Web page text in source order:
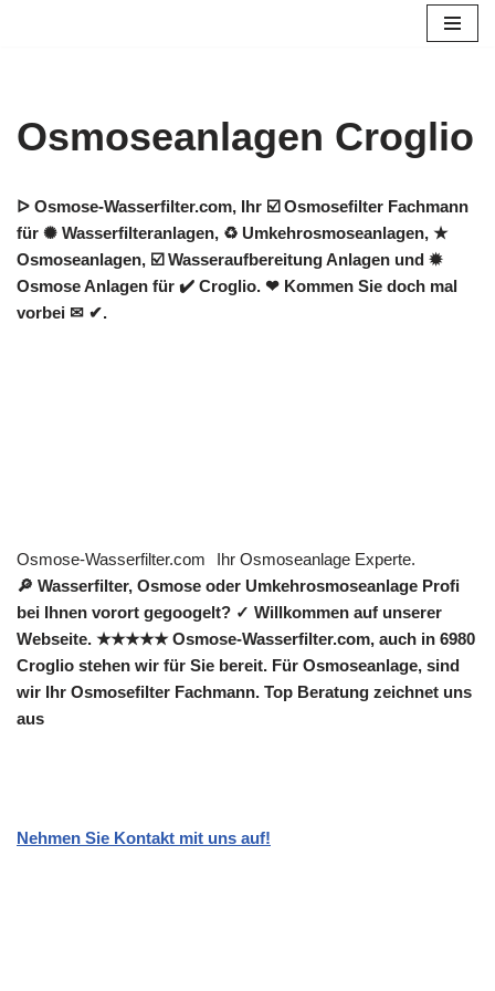
Osmoseanlagen Croglio
ᐅ Osmose-Wasserfilter.com, Ihr ☑️ Osmosefilter Fachmann
für ✺ Wasserfilteranlagen, ♻ Umkehrosmoseanlagen, ★
Osmoseanlagen, ☑️ Wasseraufbereitung Anlagen und ✹
Osmose Anlagen für ✔️ Croglio. ❤ Kommen Sie doch mal
vorbei ✉ ✔.
Osmose-Wasserfilter.com
Ihr Osmoseanlage Experte.
🔎 Wasserfilter, Osmose oder Umkehrosmoseanlage Profi
bei Ihnen vorort gegoogelt? ✓ Willkommen auf unserer
Webseite. ★★★★★ Osmose-Wasserfilter.com, auch in 6980
Croglio stehen wir für Sie bereit. Für Osmoseanlage, sind
wir Ihr Osmosefilter Fachmann. Top Beratung zeichnet uns
aus
Nehmen Sie Kontakt mit uns auf!